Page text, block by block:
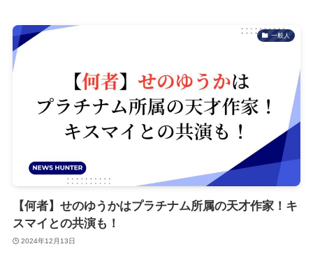
一般人
【何者】せのゆうかはプラチナム所属の天才作家！キ
スマイとの共演も！
2024年12月13日